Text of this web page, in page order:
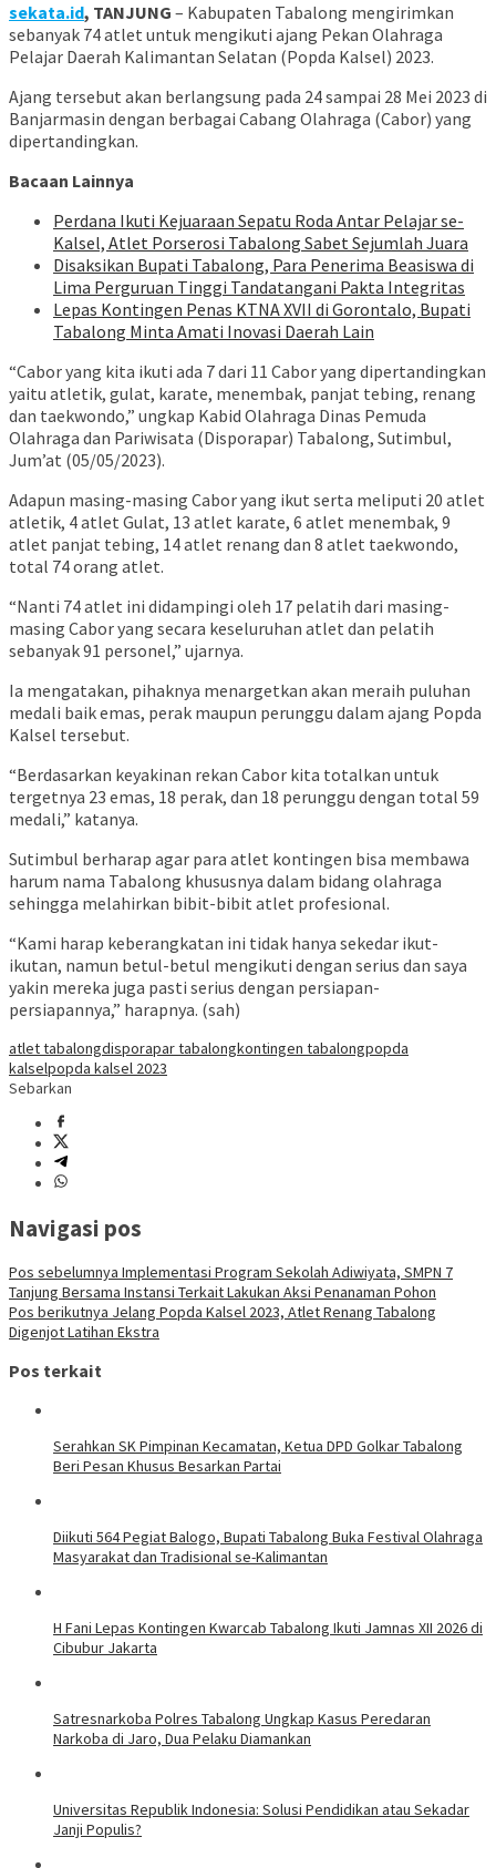
sekata.id, TANJUNG – Kabupaten Tabalong mengirimkan
sebanyak 74 atlet untuk mengikuti ajang Pekan Olahraga
Pelajar Daerah Kalimantan Selatan (Popda Kalsel) 2023.
Ajang tersebut akan berlangsung pada 24 sampai 28 Mei 2023 di
Banjarmasin dengan berbagai Cabang Olahraga (Cabor) yang
dipertandingkan.
Bacaan Lainnya
Perdana Ikuti Kejuaraan Sepatu Roda Antar Pelajar se-
Kalsel, Atlet Porserosi Tabalong Sabet Sejumlah Juara
Disaksikan Bupati Tabalong, Para Penerima Beasiswa di
Lima Perguruan Tinggi Tandatangani Pakta Integritas
Lepas Kontingen Penas KTNA XVII di Gorontalo, Bupati
Tabalong Minta Amati Inovasi Daerah Lain
“Cabor yang kita ikuti ada 7 dari 11 Cabor yang dipertandingkan
yaitu atletik, gulat, karate, menembak, panjat tebing, renang
dan taekwondo,” ungkap Kabid Olahraga Dinas Pemuda
Olahraga dan Pariwisata (Disporapar) Tabalong, Sutimbul,
Jum’at (05/05/2023).
Adapun masing-masing Cabor yang ikut serta meliputi 20 atlet
atletik, 4 atlet Gulat, 13 atlet karate, 6 atlet menembak, 9
atlet panjat tebing, 14 atlet renang dan 8 atlet taekwondo,
total 74 orang atlet.
“Nanti 74 atlet ini didampingi oleh 17 pelatih dari masing-
masing Cabor yang secara keseluruhan atlet dan pelatih
sebanyak 91 personel,” ujarnya.
Ia mengatakan, pihaknya menargetkan akan meraih puluhan
medali baik emas, perak maupun perunggu dalam ajang Popda
Kalsel tersebut.
“Berdasarkan keyakinan rekan Cabor kita totalkan untuk
tergetnya 23 emas, 18 perak, dan 18 perunggu dengan total 59
medali,” katanya.
Sutimbul berharap agar para atlet kontingen bisa membawa
harum nama Tabalong khususnya dalam bidang olahraga
sehingga melahirkan bibit-bibit atlet profesional.
“Kami harap keberangkatan ini tidak hanya sekedar ikut-
ikutan, namun betul-betul mengikuti dengan serius dan saya
yakin mereka juga pasti serius dengan persiapan-
persiapannya,” harapnya. (sah)
atlet tabalongdisporapar tabalongkontingen tabalongpopda
kalselpopda kalsel 2023
Sebarkan
Navigasi pos
Pos sebelumnya Implementasi Program Sekolah Adiwiyata, SMPN 7
Tanjung Bersama Instansi Terkait Lakukan Aksi Penanaman Pohon
Pos berikutnya Jelang Popda Kalsel 2023, Atlet Renang Tabalong
Digenjot Latihan Ekstra
Pos terkait
Serahkan SK Pimpinan Kecamatan, Ketua DPD Golkar Tabalong
Beri Pesan Khusus Besarkan Partai
Diikuti 564 Pegiat Balogo, Bupati Tabalong Buka Festival Olahraga
Masyarakat dan Tradisional se-Kalimantan
H Fani Lepas Kontingen Kwarcab Tabalong Ikuti Jamnas XII 2026 di
Cibubur Jakarta
Satresnarkoba Polres Tabalong Ungkap Kasus Peredaran
Narkoba di Jaro, Dua Pelaku Diamankan
Universitas Republik Indonesia: Solusi Pendidikan atau Sekadar
Janji Populis?